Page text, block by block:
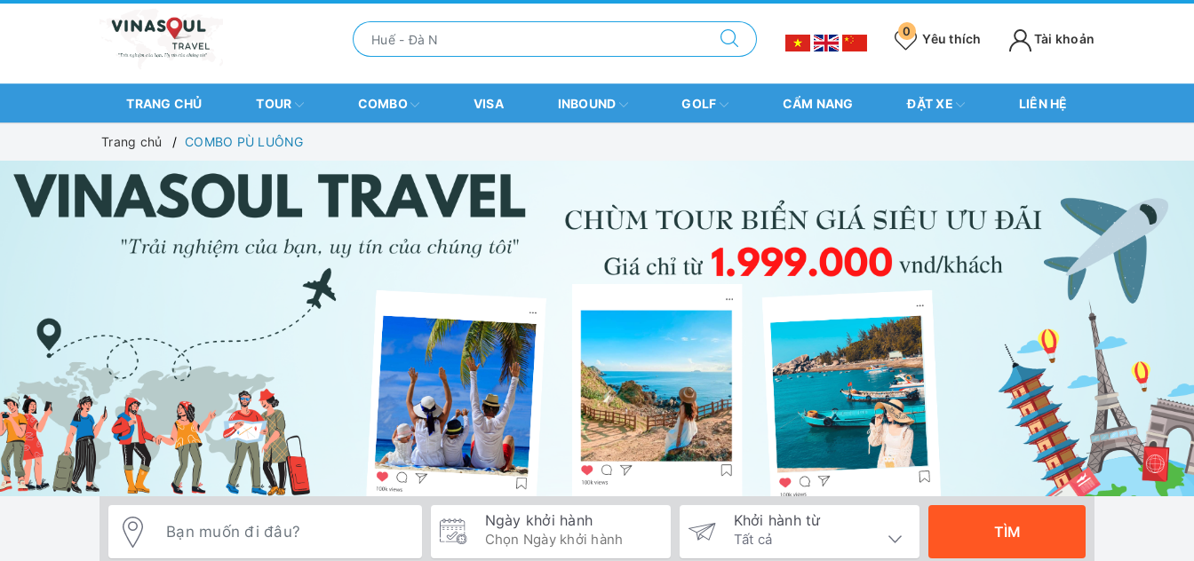
Yêu thích
0 Tài khoản
TRANG CHỦ TOUR COMBO VISA INBOUND GOLF CẨM NANG ĐẶT XE LIÊN HỆ
Trang chủ COMBO PÙ LUÔNG
Ngày khởi hành Khởi hành từ
TÌM